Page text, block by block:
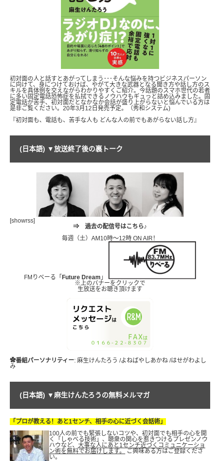
初対面の人と話すとあがってしまう･･･そんな悩みを持つビジネスパーソン
に向けて、身につけておけば、やがて大きな武器となる聞き方や話し方のス
キルを具体例を交えながらわかりやすくご紹介。今話題のスマホ世代の若者
に多い固定電話恐怖症を払拭できるノウハウもギュっと詰め込みました。固
定電話が苦手、初対面だとなかなか会話が盛り上がらないと悩んでいる方は
是非ご覧ください。20年3月12日発売予定。（秀和システム)
『初対面も、電話も、苦手な人も どんな人の前でもあがらない話し方』
(日本語) ▼放送終了後の裏トーク
[showrss]
⇒ 過去の配信号はこちら♪
毎週（土）AM10時～12時 ON AIR！
FMりべーる「 Future Dream 」
※上のバナーをクリックで
生放送をお聴き頂けます
✿番組パーソナリティー: 麻生けんたろう /よねばやしあかね /はせがわよし
み
(日本語) ▼麻生けんたろうの無料メルマガ
「プロが教える！あと1センチ、相手の心に近づく会話術」
100人の前でも緊張しないコツや、初対面でも相手の心を開
く「しゃべる技術」、聴衆の関心を惹きつけるプレゼンノウ
ハウなど、 大事な人にあと1センチ近づくコミュニケーショ
ン術を無料でお届けします。
ご興味ある方はご登録くださ
い。